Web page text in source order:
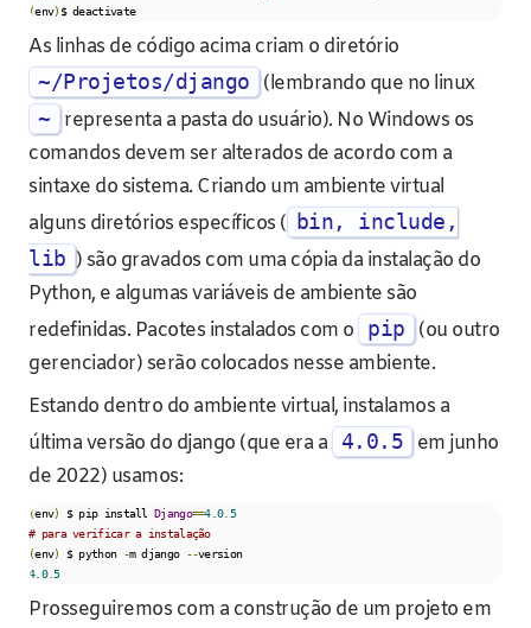
(env) $ deactivate
As linhas de código acima criam o diretório
~/Projetos/django (lembrando que no linux
~
representa a pasta do usuário). No Windows os
comandos devem ser alterados de acordo com a
sintaxe do sistema. Criando um ambiente virtual
alguns diretórios específicos ( bin, include,
lib ) são gravados com uma cópia da instalação do
Python, e algumas variáveis de ambiente são
redefinidas. Pacotes instalados com o
pip
(ou outro
gerenciador) serão colocados nesse ambiente.
Estando dentro do ambiente virtual, instalamos a
última versão do django (que era a 4.0.5
em junho
de 2022) usamos:
(env) $ pip install Django==4.0. 5
# para verificar a instalação
(env) $ python -m django --
version
4.0. 5
Prosseguiremos com a construção de um projeto em